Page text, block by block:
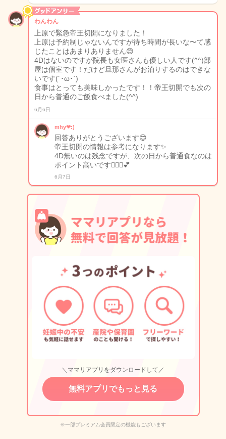
わんわん
上原で緊急帝王切開になりました！
上原は予約制じゃないんですが待ち時間が長いな〜て感
じたことはあまりありません😊
4Dはないのですが院長も女医さんも優しい人です(^^)部
屋は個室です！だけど旦那さんがお泊りするのはできな
いです(´･ω･`)
食事はとっても美味しかったです！！帝王切開でも次の
日から普通のご飯食べました(^^)
6月6日
mhy❤︎:)
回答ありがとうございます😊
帝王切開の情報は参考になります✨
4D無いのは残念ですが、次の日から普通食なのは
ポイント高いです🙆🏻‍♀️💕
6月7日
＼ママリアプリをダウンロードして／
無料アプリでもっと見る
※一部プレミアム会員限定の機能もございます